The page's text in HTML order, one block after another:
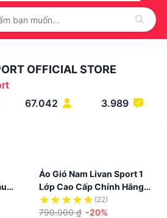
OFFICIAL STORE
67.042 3.989
Áo Gió Nam Livan Sport 1
Lớp Cao Cấp Chính Hãng
222001 Có Mũ(22)
790.000 ₫ -20%